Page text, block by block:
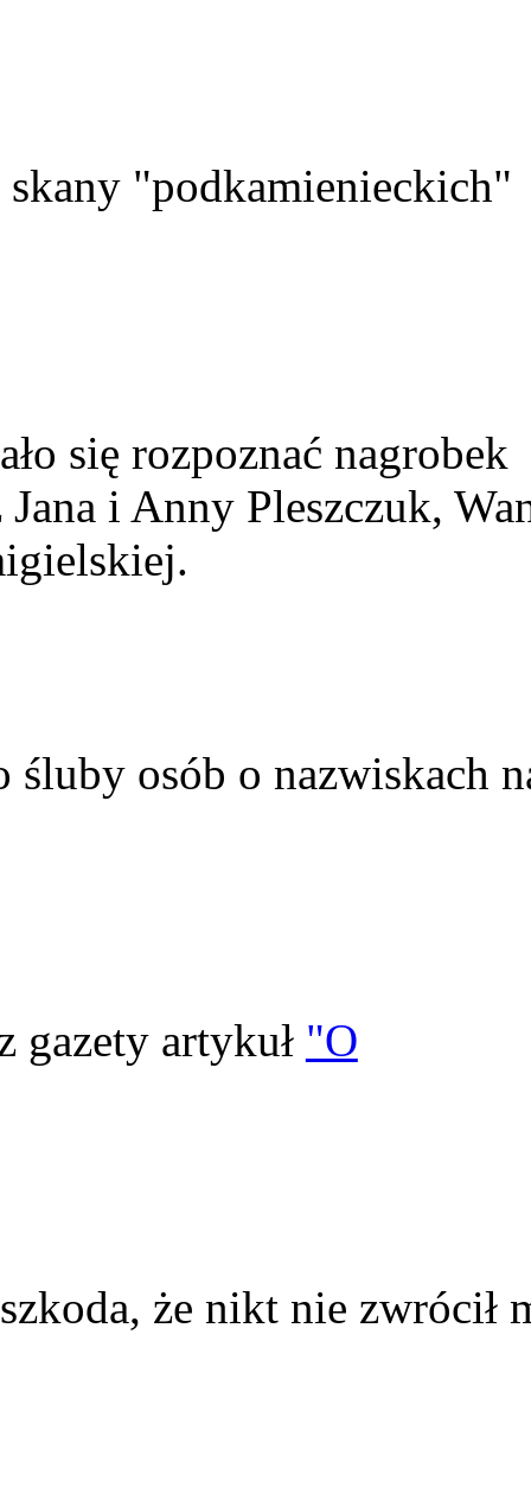
"podkamienieckich"
się rozpoznać nagrobek
i Anny Pleszczuk,
śluby osób o nazwiskach
gazety artykuł "O
że nikt nie zwrócił